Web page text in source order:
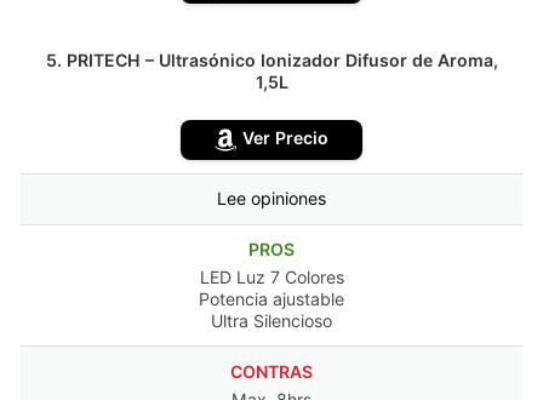
5. PRITECH – Ultrasónico Ionizador Difusor de Aroma,
1,5L
Ver Precio
Lee opiniones
PROS
LED Luz 7 Colores
Potencia ajustable
Ultra Silencioso
CONTRAS